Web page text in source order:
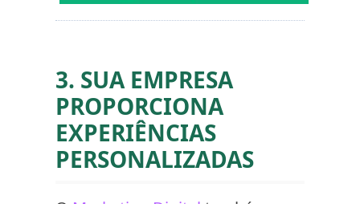
3. SUA EMPRESA
PROPORCIONA
EXPERIÊNCIAS
PERSONALIZADAS